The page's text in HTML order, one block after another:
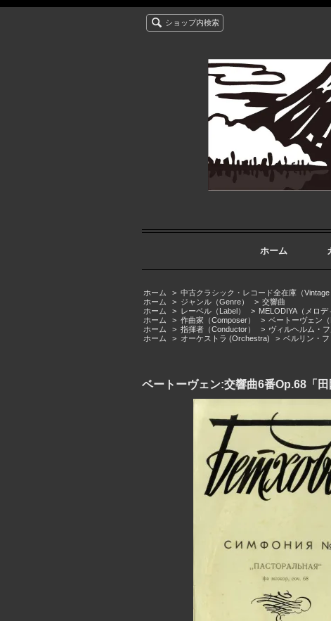
ショップ内検索
ホーム
ホーム > 中古クラシック・レコード全在庫（
ホーム
> ジャンル（Genre） > 交響曲
ホーム
> レーベル（Label） > MELODIYA（メロデ
ホーム
> 作曲家（Composer） > ベートーヴェン（
ホーム
> 指揮者（Conductor） > ヴィルヘルム・
ホーム
> オーケストラ (Orchestra) > ベルリン・
ベートーヴェン:交響曲6番Op.68「田